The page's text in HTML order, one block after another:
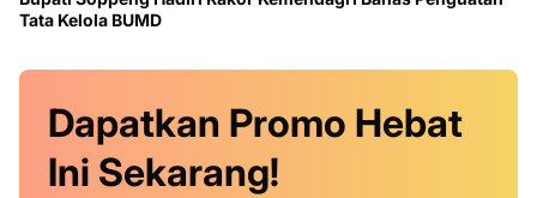
Tata Kelola BUMD
Dapatkan Promo Hebat
Ini Sekarang!